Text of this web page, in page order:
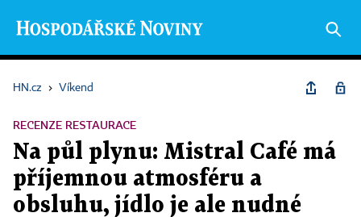
HN.cz › Víkend
RECENZE RESTAURACE
Na půl plynu: Mistral Café má
příjemnou atmosféru a
obsluhu, jídlo je ale nudné